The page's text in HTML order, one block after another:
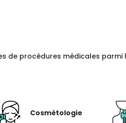
procédures médicales
Cosmétologie